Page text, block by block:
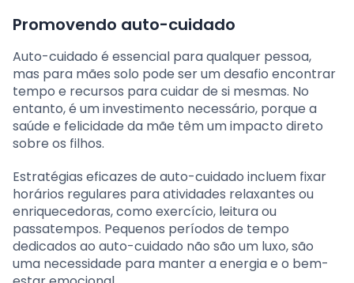
Promovendo auto-cuidado
Auto-cuidado é essencial para qualquer pessoa,
mas para mães solo pode ser um desafio encontrar
tempo e recursos para cuidar de si mesmas. No
entanto, é um investimento necessário, porque a
saúde e felicidade da mãe têm um impacto direto
sobre os filhos.
Estratégias eficazes de auto-cuidado incluem fixar
horários regulares para atividades relaxantes ou
enriquecedoras, como exercício, leitura ou
passatempos. Pequenos períodos de tempo
dedicados ao auto-cuidado não são um luxo, são
uma necessidade para manter a energia e o bem-